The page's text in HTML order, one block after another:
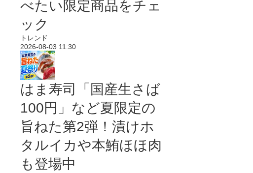
べたい限定商品をチェ
ック
トレンド
2026-08-03 11:30
はま寿司「国産生さば
100円」など夏限定の
旨ねた第2弾！漬けホ
タルイカや本鮪ほほ肉
も登場中